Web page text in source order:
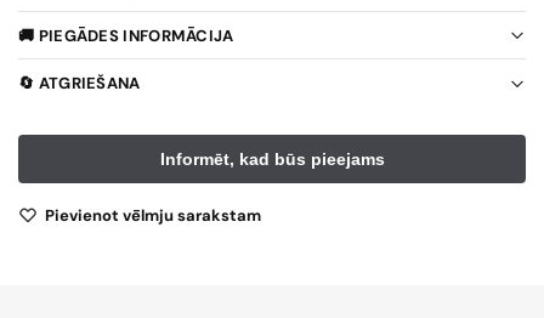
🚚 PIEGĀDES INFORMĀCIJA
🔄 ATGRIEŠANA
Pievienot vēlmju sarakstam